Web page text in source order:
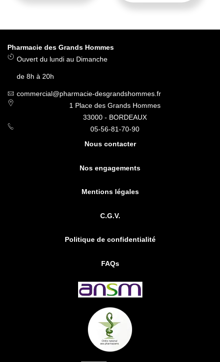
Pharmacie des Grands Hommes
Ouvert du lundi au Dimanche
de 8h à 20h
commercial@pharmacie-desgrandshommes.fr
1 Place des Grands Hommes
33000 - BORDEAUX
05-56-81-70-90
Nous contacter
Nos engagements
Mentions légales
C.G.V.
Politique de confidentialité
FAQs